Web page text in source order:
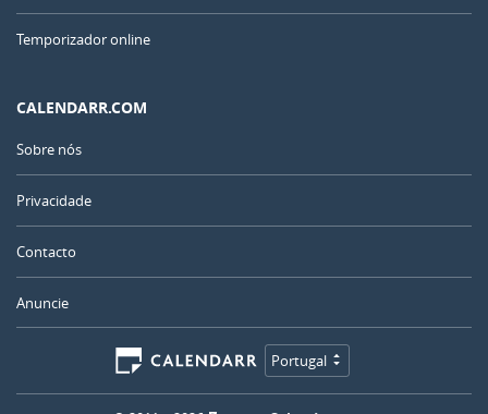
Temporizador online
CALENDARR.COM
Sobre nós
Privacidade
Contacto
Anuncie
Portugal